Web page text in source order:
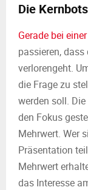
Die
Gerade bei
passieren,
verlorengeht.
die Frage zu
werden soll.
den Fokus
Mehrwert. Wer
Präsentation
Mehrwert
das Interesse